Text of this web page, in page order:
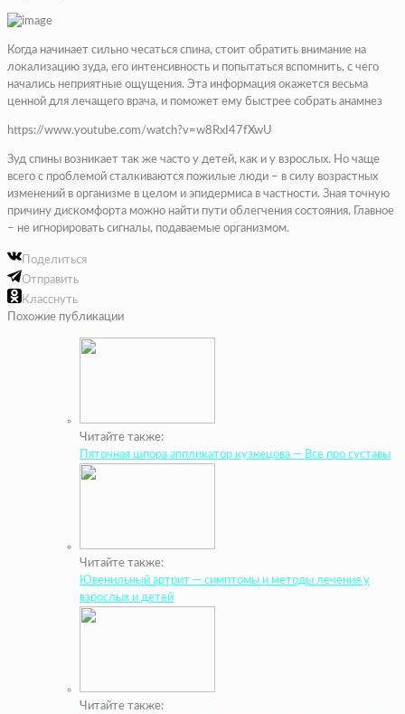
Когда начинает сильно чесаться спина, стоит обратить внимание на
локализацию зуда, его интенсивность и попытаться вспомнить, с чего
начались неприятные ощущения. Эта информация окажется весьма
ценной для лечащего врача, и поможет ему быстрее собрать анамнез
https://www.youtube.com/watch?v=w8RxI47fXwU
Зуд спины возникает так же часто у детей, как и у взрослых. Но чаще
всего с проблемой сталкиваются пожилые люди – в силу возрастных
изменений в организме в целом и эпидермиса в частности. Зная точную
причину дискомфорта можно найти пути облегчения состояния. Главное
– не игнорировать сигналы, подаваемые организмом.
Поделиться
Отправить
Класснуть
Похожие публикации
Читайте также:
Пяточная шпора аппликатор кузнецова — Все про суставы
Читайте также:
Ювенильный артрит — симптомы и методы лечения у
взрослых и детей
Читайте также: